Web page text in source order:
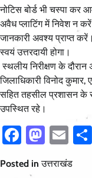
नोटिस बोर्ड भी चस्पा कर
अवैध प्लाटिंग में निवेश न
जानकारी अवश्य प्राप्त
स्वयं उत्तरदायी होगा।
स्थलीय निरीक्षण के दौरान
जिलाधिकारी विनोद
सहित तहसील प्रशासन के
उपस्थित रहे।
Facebook
Posted inउत्तराखंड